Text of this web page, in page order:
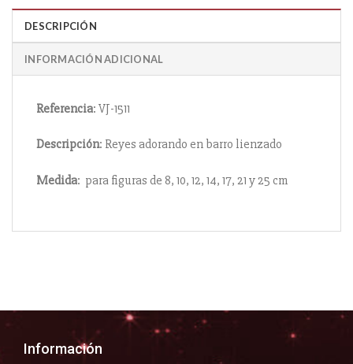
DESCRIPCIÓN
INFORMACIÓN ADICIONAL
Referencia: VJ-1511
Descripción: Reyes adorando en barro lienzado
Medida: para figuras de 8, 10, 12, 14, 17, 21 y 25 cm
Información